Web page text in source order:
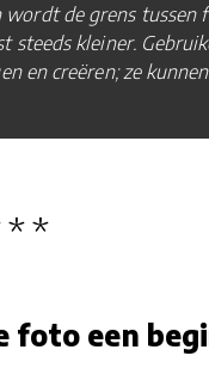
wordt de grens tussen
steeds kleiner.
en creëren; ze
foto een